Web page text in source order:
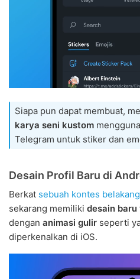
Siapa pun dapat membuat,
karya seni kustom
Telegram untuk stiker dan
Desain Profil Baru di
Berkat sebuah kontes
sekarang memiliki desain baru
dengan animasi gulir seperti
diperkenalkan di iOS.